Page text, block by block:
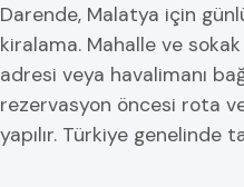
Darende, Malatya için
kiralama. Mahalle ve
adresi veya havalimanı
rezervasyon öncesi rota
yapılır. Türkiye genelinde